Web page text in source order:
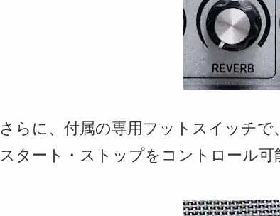
さらに、付属の専用フットスイッチ
スタート・ストップをコントロール可